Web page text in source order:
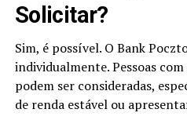
Solicitar?
Sim, é possível. O Bank
individualmente. Pessoas
podem ser consideradas,
de renda estável ou